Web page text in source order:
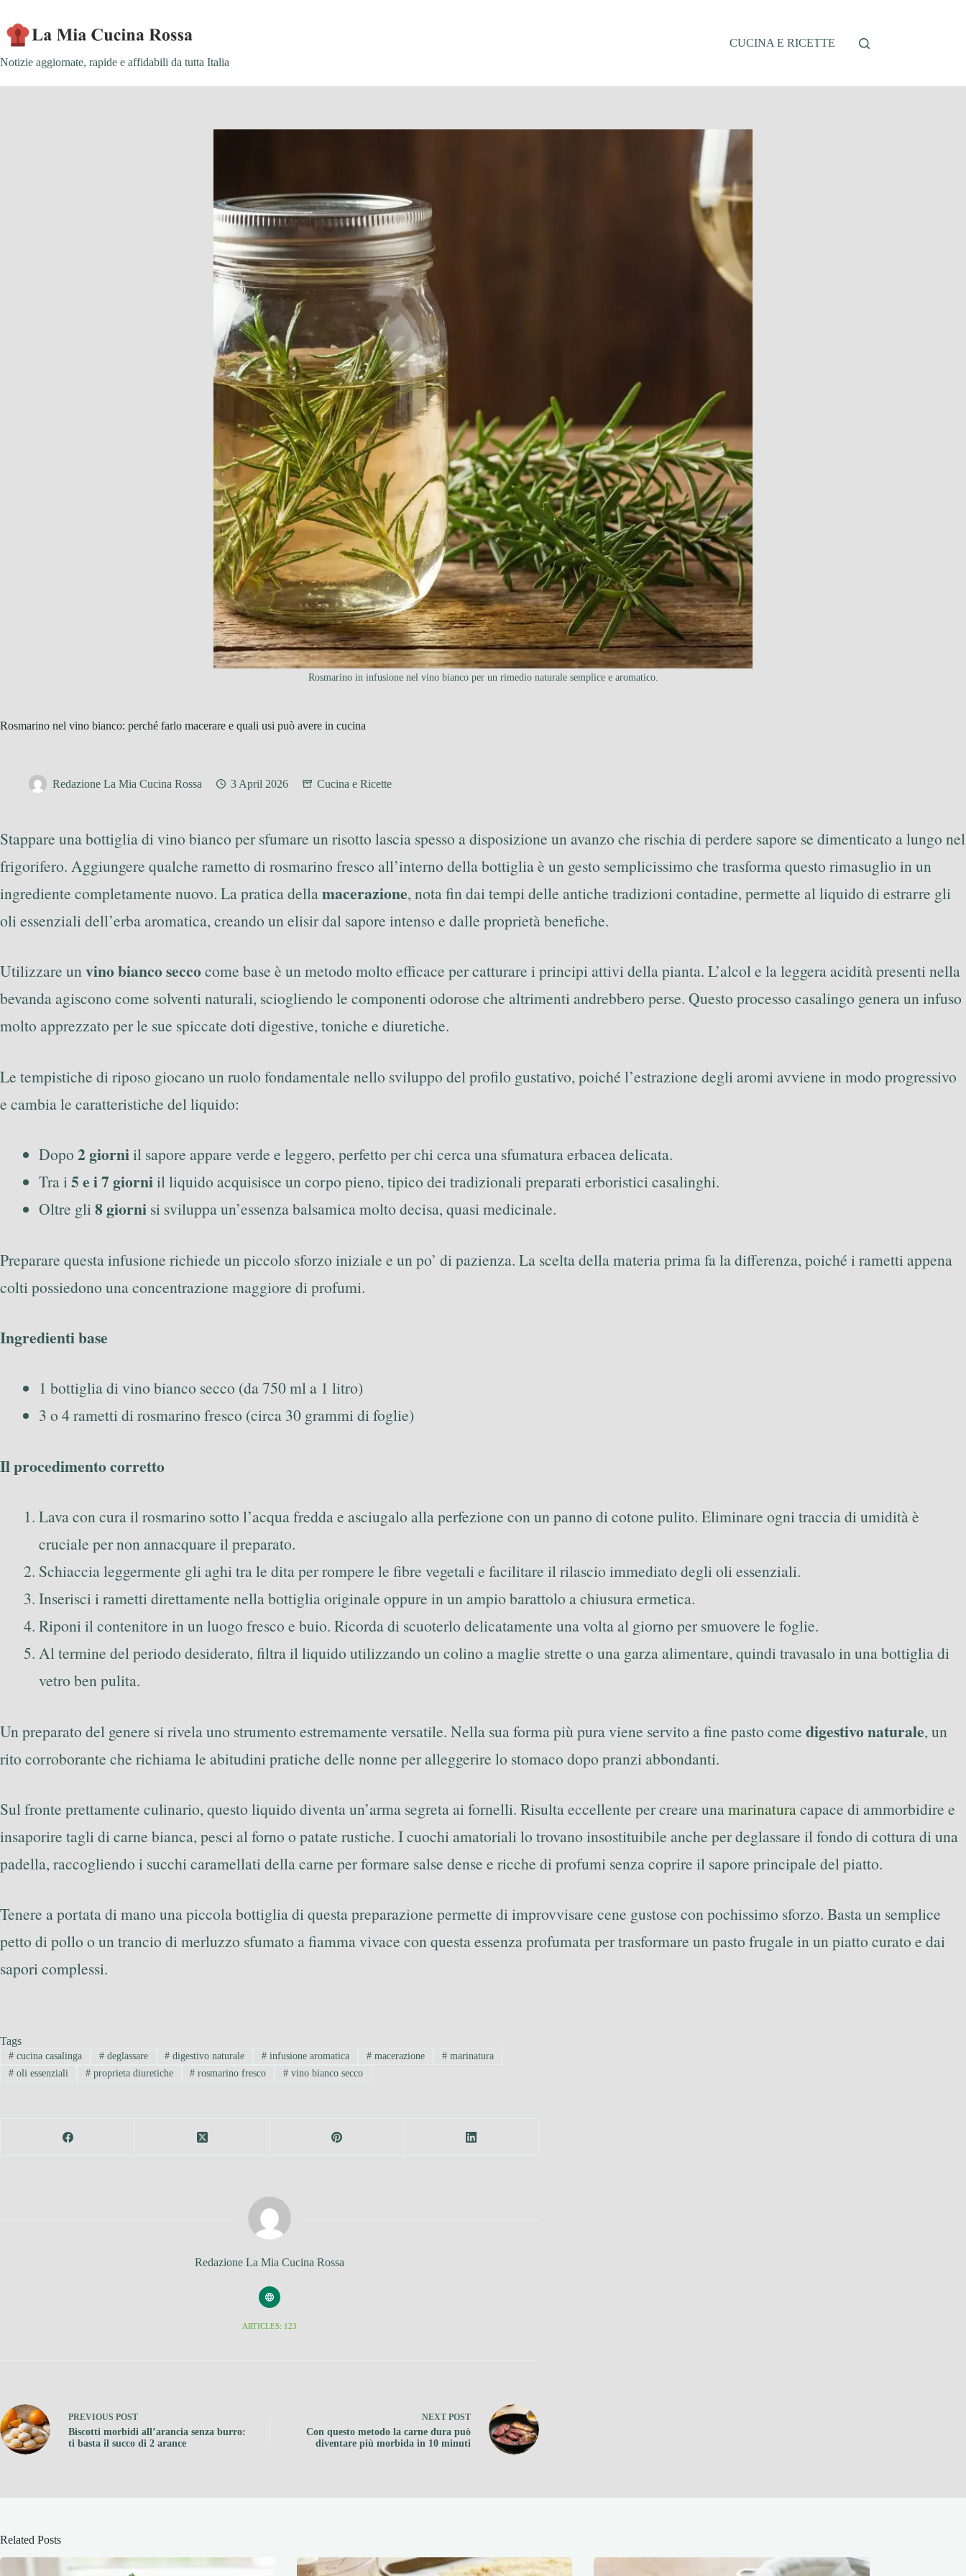
content
Notizie aggiornate, rapide e affidabili da tutta Italia
CUCINA E RICETTE
Rosmarino in infusione nel vino bianco per un rimedio naturale semplice e aromatico.
Rosmarino nel vino bianco: perché farlo macerare e quali usi può avere in cucina
Redazione La Mia Cucina Rossa 3 April 2026 Cucina e Ricette
Stappare una bottiglia di vino bianco per sfumare un risotto lascia spesso a disposizione un avanzo che rischia di perdere sapore se dimenticato a lungo nel
frigorifero. Aggiungere qualche rametto di rosmarino fresco all’interno della bottiglia è un gesto semplicissimo che trasforma questo rimasuglio in un
ingrediente completamente nuovo. La pratica dellamacerazione, nota fin dai tempi delle antiche tradizioni contadine, permette al liquido di estrarre gli
oli essenziali dell’erba aromatica, creando un elisir dal sapore intenso e dalle proprietà benefiche.
Utilizzare unvino bianco seccocome base è un metodo molto efficace per catturare i principi attivi della pianta. L’alcol e la leggera acidità presenti nella
bevanda agiscono come solventi naturali, sciogliendo le componenti odorose che altrimenti andrebbero perse. Questo processo casalingo genera un infuso
molto apprezzato per le sue spiccate doti digestive, toniche e diuretiche.
Le tempistiche di riposo giocano un ruolo fondamentale nello sviluppo del profilo gustativo, poiché l’estrazione degli aromi avviene in modo progressivo
e cambia le caratteristiche del liquido:
Dopo 2 giorniil sapore appare verde e leggero, perfetto per chi cerca una sfumatura erbacea delicata.
Tra i5 e i 7 giorniil liquido acquisisce un corpo pieno, tipico dei tradizionali preparati erboristici casalinghi.
Oltre gli8 giorni si sviluppa un’essenza balsamica molto decisa, quasi medicinale.
Preparare questa infusione richiede un piccolo sforzo iniziale e un po’ di pazienza. La scelta della materia prima fa la differenza, poiché i rametti appena
colti possiedono una concentrazione maggiore di profumi.
Ingredienti base
1 bottiglia di vino bianco secco (da 750 ml a 1 litro)
3 o 4 rametti di rosmarino fresco (circa 30 grammi di foglie)
Il procedimento corretto
Lava con cura il rosmarino sotto l’acqua fredda e asciugalo alla perfezione con un panno di cotone pulito. Eliminare ogni traccia di umidità è
cruciale per non annacquare il preparato.
Schiaccia leggermente gli aghi tra le dita per rompere le fibre vegetali e facilitare il rilascio immediato degli oli essenziali.
Inserisci i rametti direttamente nella bottiglia originale oppure in un ampio barattolo a chiusura ermetica.
Riponi il contenitore in un luogo fresco e buio. Ricorda di scuoterlo delicatamente una volta al giorno per smuovere le foglie.
Al termine del periodo desiderato, filtra il liquido utilizzando un colino a maglie strette o una garza alimentare, quindi travasalo in una bottiglia di
vetro ben pulita.
Un preparato del genere si rivela uno strumento estremamente versatile. Nella sua forma più pura viene servito a fine pasto come digestivo naturale, un
rito corroborante che richiama le abitudini pratiche delle nonne per alleggerire lo stomaco dopo pranzi abbondanti.
Sul fronte prettamente culinario, questo liquido diventa un’arma segreta ai fornelli. Risulta eccellente per creare unamarinaturacapace di ammorbidire e
insaporire tagli di carne bianca, pesci al forno o patate rustiche. I cuochi amatoriali lo trovano insostituibile anche per deglassare il fondo di cottura di una
padella, raccogliendo i succhi caramellati della carne per formare salse dense e ricche di profumi senza coprire il sapore principale del piatto.
Tenere a portata di mano una piccola bottiglia di questa preparazione permette di improvvisare cene gustose con pochissimo sforzo. Basta un semplice
petto di pollo o un trancio di merluzzo sfumato a fiamma vivace con questa essenza profumata per trasformare un pasto frugale in un piatto curato e dai
sapori complessi.
Tags
#cucina casalinga #deglassare # digestivo naturale # infusione aromatica # macerazione #marinatura
#oli essenziali #proprieta diuretiche # rosmarino fresco # vino bianco secco
Redazione La Mia Cucina Rossa
ARTICLES: 123
PREVIOUS POST
Biscotti morbidi all’arancia senza burro:
ti basta il succo di 2 arance
NEXT POST
Con questo metodo la carne dura può
diventare più morbida in 10 minuti
Related Posts